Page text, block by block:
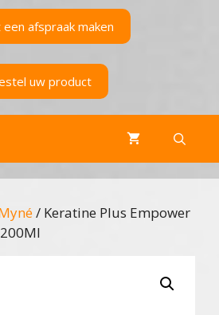
afspraak maken
uw product
/ Keratine Plus Empower